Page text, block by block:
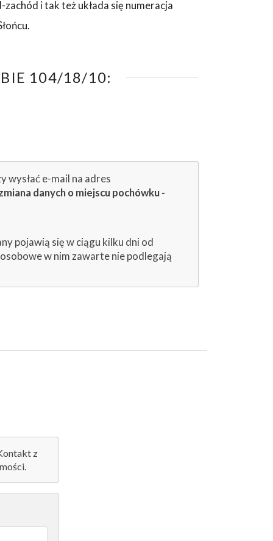
i tak też układa się numeracja
104/18/10:
wysłać e-mail na adres
danych o miejscu pochówku -
pojawią się w ciągu kilku dni od
w nim zawarte nie podlegają
z